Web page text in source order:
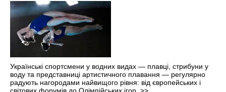
Українські спортсмени у водних видах — плавці, стрибуни у
воду та представниці артистичного плавання — регулярно
радують нагородами найвищого рівня: від європейських і